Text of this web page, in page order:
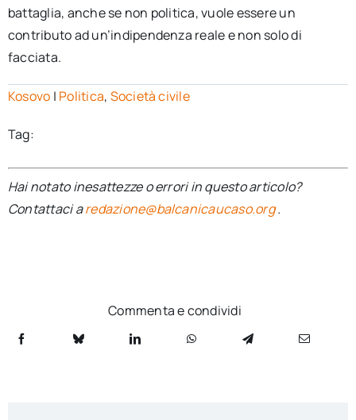
battaglia, anche se non politica, vuole essere un
contributo ad un’indipendenza reale e non solo di
facciata.
Kosovo | Politica, Società civile
Tag:
Hai notato inesattezze o errori in questo articolo?
Contattaci aredazione@balcanicaucaso.org.
Commenta e condividi